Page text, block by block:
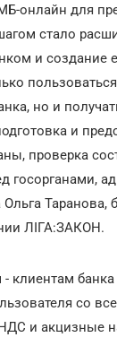
онлайн для
стало
и создание
но и
и
проверка
госорганами,
Таранова,
ЛІГА:ЗАКОН.
клиентам банка
со
и акцизные